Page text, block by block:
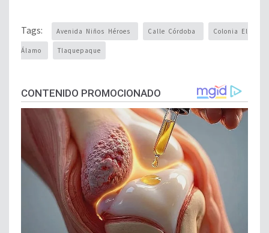
Tags: Avenida Niños Héroes Calle Córdoba Colonia El
Álamo Tlaquepaque
CONTENIDO PROMOCIONADO